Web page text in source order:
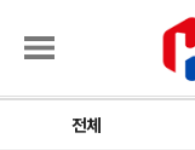
전체